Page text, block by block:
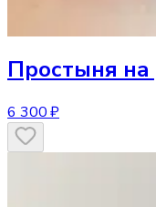
Простыня
6 300 ₽